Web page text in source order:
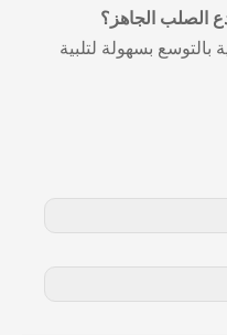
الصلب الجاهز؟
بسهولة لتلبية